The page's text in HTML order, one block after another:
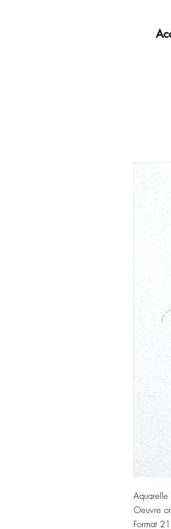
Aquarelle
Oeuvre
Format